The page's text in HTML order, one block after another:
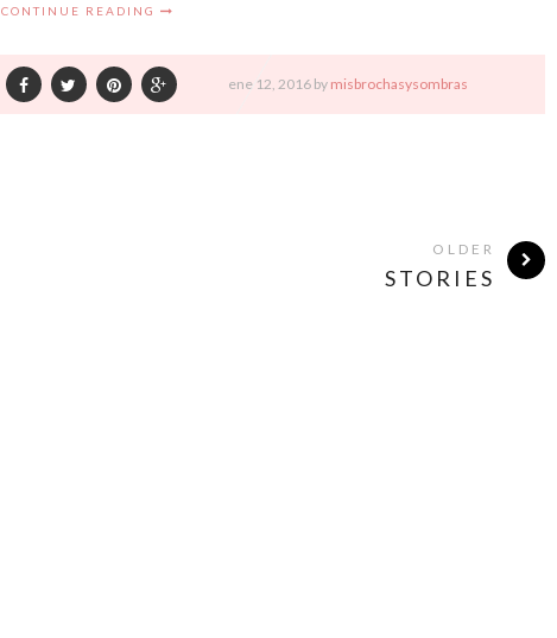
CONTINUE READING
ene 12, 2016 by misbrochasysombras
OLDER
STORIES